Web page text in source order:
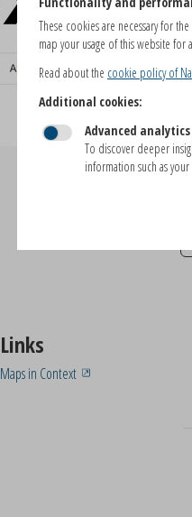
Ga op verkenning
Links
Maps in Context
These cookies are necessary for
map your usage of this website for
Read about the cookie policy of
Additional cookies:
Advanced analytics
To discover deeper
information such as your